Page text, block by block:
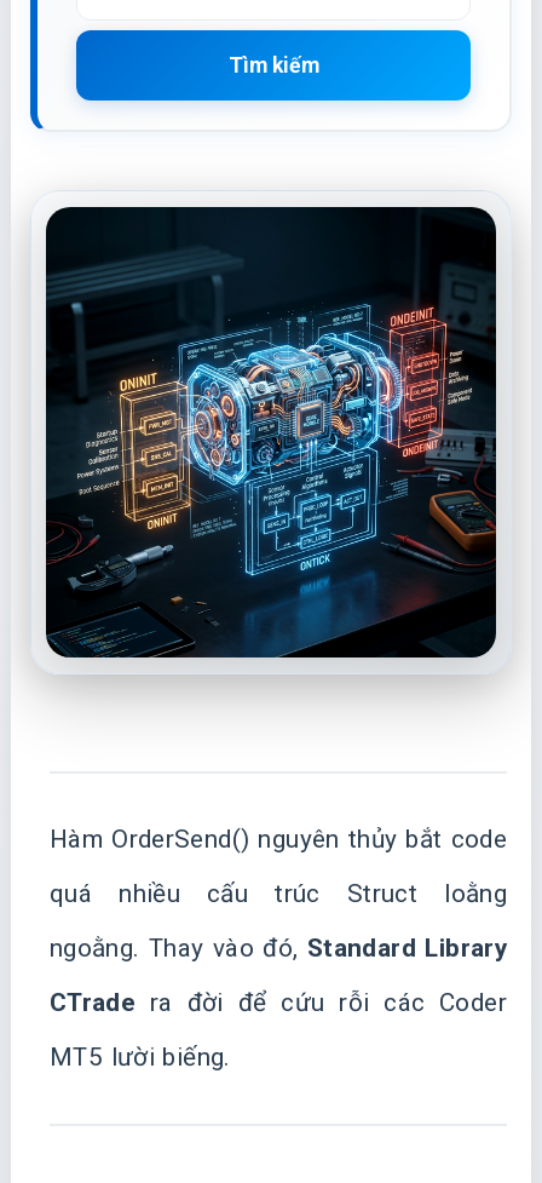
Tìm kiếm
Hàm OrderSend() nguyên thủy bắt code
quá nhiều cấu trúc Struct loằng
ngoằng. Thay vào đó, Standard Library
CTrade ra đời để cứu rỗi các Coder
MT5 lười biếng.